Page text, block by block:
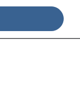
göra dina
för